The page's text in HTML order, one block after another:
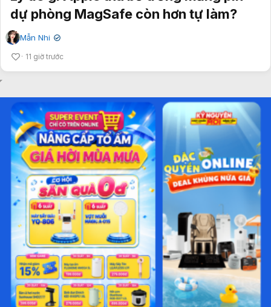
dự phòng MagSafe còn hơn tự làm?
Mẫn Nhi ✔
11 giờ trước